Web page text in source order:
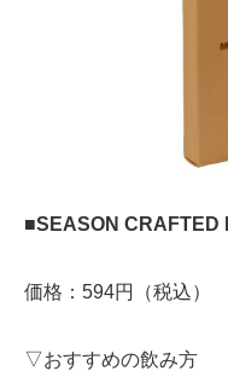
■SEASON CRAFTED
価格：594円（税込）
▽おすすめの飲み方